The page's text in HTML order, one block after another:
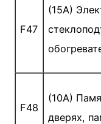
F47
(15A)
F48
(10A)
дверях,